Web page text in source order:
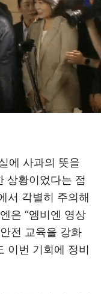
에 사과의 뜻을
상황이었다는 점
서 각별히 주의해
은 “엠비엔 영상
전 교육을 강화
이번 기회에 정비